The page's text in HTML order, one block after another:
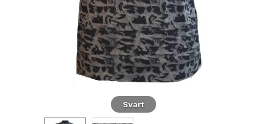
Svart